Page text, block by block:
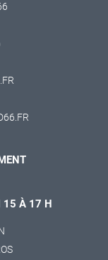
15 À 17 H